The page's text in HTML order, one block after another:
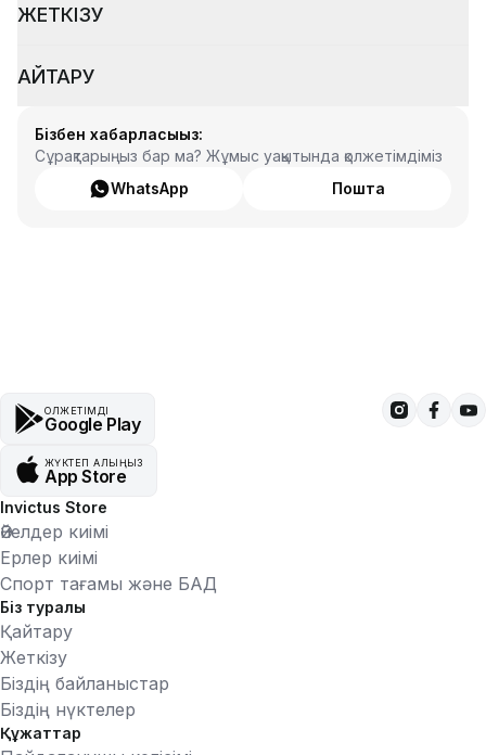
ЖЕТКІЗУ
ҚАЙТАРУ
Бізбен хабарласыңыз:
Сұрақтарыңыз бар ма? Жұмыс уақытында қолжетімдіміз
WhatsApp
Пошта
ҚОЛЖЕТІМДІ
Google Play
ЖҮКТЕП АЛЫҢЫЗ
App Store
Invictus Store
Әйелдер киімі
Ерлер киімі
Спорт тағамы және БАД
Біз туралы
Қайтару
Жеткізу
Біздің байланыстар
Біздің нүктелер
Құжаттар